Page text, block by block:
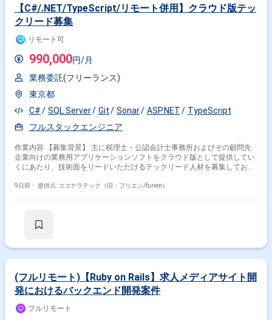
アアップシステムの再構築に上流工程から関わることができ、大規模なデ
ータ移行やクラウド環境を活用したシステム開発の経験を積むことができ
ます。 アプリケーション開発とデータ移行の両面でスキルを高められる環
境です。 【開発環境】 Java、React、Amazon Aurora PostgreSQL、Red
Hat Enterprise Linux、Spring Boot などを用いたWeb業務アプリケーショ
ンの開発・データ移行を行っております。
【C#/.NET/TypeScript/リモート併用】クラウド版テッ
クリード募集
リモート可
990,000円/月
業務委託(フリーランス)
東京都
C#
SQL Server Git Sonar ASP.NET
TypeScript
フルスタックエンジニア
作業内容 【募集背景】 主に税理士・公認会計士事務所およびその顧問先
企業向けの業務用アプリケーションソフトをクラウド版として提供してい
くにあたり、技術面をリードいただけるテックリード人材を募集しており
けの業務用クラウドアプリケーションの開発において、バックエンドを中
に共有しながら、レビューや技術選定を通じて開発チームをリードしてい
プリケーション領域におけるクラウドサービスの設計・推進経験を積むこ
とができるポジションです。 【開発環境】 バックエンド：C#／.NET、フ
ロントエンド：TypeScript(React)、クラウド：Azure 等の環境で開発を行
っております。
9日前・ 提供元: ココナラテック（旧：フリエン/furien）
(フルリモート)【Ruby on Rails】求人メディアサイト開
発におけるバックエンド開発案件
フルリモート